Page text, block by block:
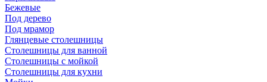
Бежевые
Под дерево
Под мрамор
Глянцевые столешницы
Столешницы для ванной
Столешницы с мойкой
Столешницы для кухни